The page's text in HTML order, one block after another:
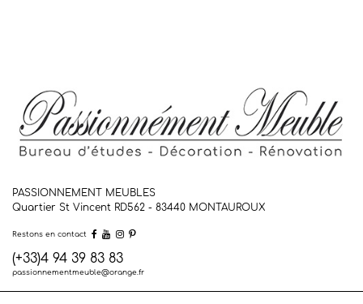
PASSIONNEMENT MEUBLES
Quartier St Vincent RD562 - 83440 MONTAUROUX
Restons en contact
(+33)4 94 39 83 83
passionnementmeuble@orange.fr